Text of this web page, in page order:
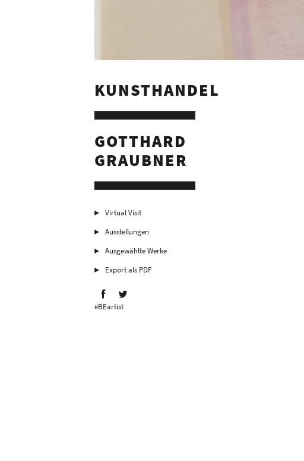
KUNSTHANDEL
GOTTHARD
GRAUBNER
Virtual Visit
Ausstellungen
Ausgewählte Werke
Export als PDF
#BEartist